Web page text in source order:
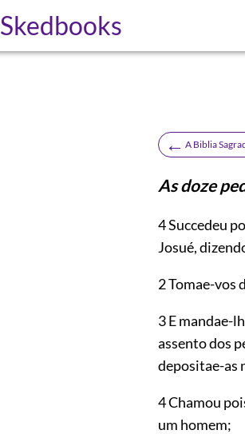
Skedbooks
← A Biblia
As doze
4Succedeu
Josué,
2 Tomae-vos
3 E mandae-
assento dos
depositae-as
4 Chamou
um homem;